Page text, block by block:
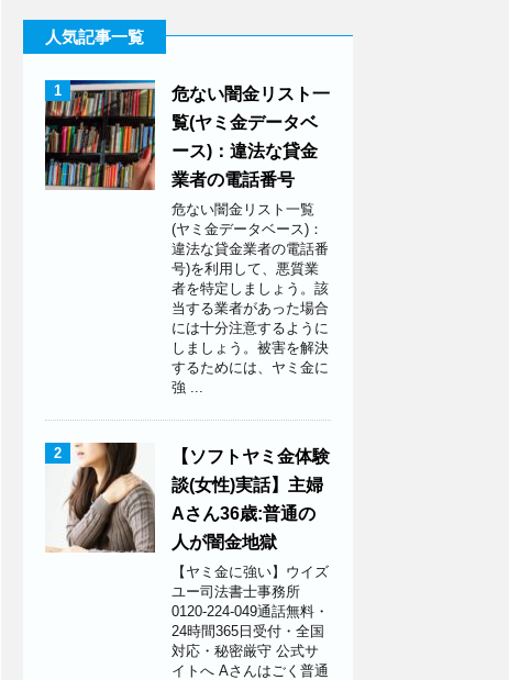
人気記事一覧
1
危ない闇金リスト一
覧(ヤミ金データベ
ース)：違法な貸金
業者の電話番号
危ない闇金リスト一覧
(ヤミ金データベース)：
違法な貸金業者の電話番
号)を利用して、悪質業
者を特定しましょう。該
当する業者があった場合
には十分注意するように
しましょう。被害を解決
するためには、ヤミ金に
強 ...
2
【ソフトヤミ金体験
談(女性)実話】主婦
Aさん36歳:普通の
人が闇金地獄
【ヤミ金に強い】ウイズ
ユー司法書士事務所
0120-224-049通話無料・
24時間365日受付・全国
対応・秘密厳守 公式サ
イトへ Aさんはごく普通